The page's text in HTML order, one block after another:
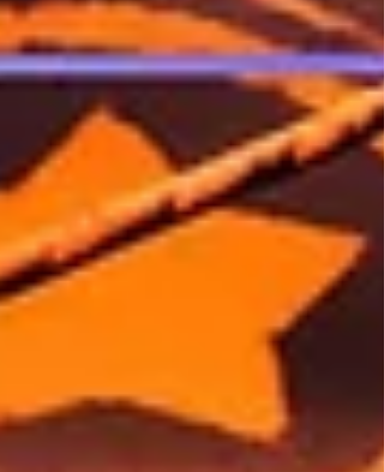
Forest Quartet)。 《Out of Line》是一款独
手绘画风的 2D...